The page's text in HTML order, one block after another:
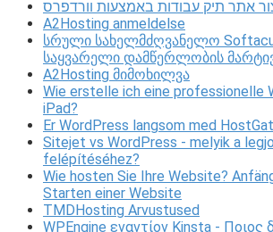
A2Hosting anmeldelse
სრული სახელმძღვანელო
საყვარელი დამწერლობის
A2Hosting მიმოხილვა
Wie erstelle ich eine professionelle
iPad?
Er WordPress langsom med
Sitejet vs WordPress - melyik a
felépítéséhez?
Wie hosten Sie Ihre Website?
Starten einer Website
TMDHosting Arvustused
WPEngine εναντίον Kinsta - Ποιος